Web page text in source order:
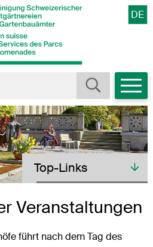
USSP
Suche starten
DE
Toplinks
Top-Links
Veranstaltungen
führt nach dem Tag des